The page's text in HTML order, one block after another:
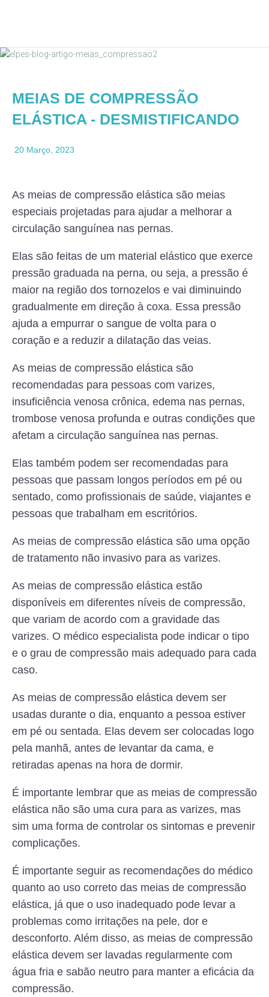
MEIAS DE COMPRESSÃO
ELÁSTICA - DESMISTIFICANDO
20 Março, 2023
As meias de compressão elástica são meias
especiais projetadas para ajudar a melhorar a
circulação sanguínea nas pernas.
Elas são feitas de um material elástico que exerce
pressão graduada na perna, ou seja, a pressão é
maior na região dos tornozelos e vai diminuindo
gradualmente em direção à coxa. Essa pressão
ajuda a empurrar o sangue de volta para o
coração e a reduzir a dilatação das veias.
As meias de compressão elástica são
recomendadas para pessoas com varizes,
insuficiência venosa crônica, edema nas pernas,
trombose venosa profunda e outras condições que
afetam a circulação sanguínea nas pernas.
Elas também podem ser recomendadas para
pessoas que passam longos períodos em pé ou
sentado, como profissionais de saúde, viajantes e
pessoas que trabalham em escritórios.
As meias de compressão elástica são uma opção
de tratamento não invasivo para as varizes.
As meias de compressão elástica estão
disponíveis em diferentes níveis de compressão,
que variam de acordo com a gravidade das
varizes. O médico especialista pode indicar o tipo
e o grau de compressão mais adequado para cada
caso.
As meias de compressão elástica devem ser
usadas durante o dia, enquanto a pessoa estiver
em pé ou sentada. Elas devem ser colocadas logo
pela manhã, antes de levantar da cama, e
retiradas apenas na hora de dormir.
É importante lembrar que as meias de compressão
elástica não são uma cura para as varizes, mas
sim uma forma de controlar os sintomas e prevenir
complicações.
É importante seguir as recomendações do médico
quanto ao uso correto das meias de compressão
elástica, já que o uso inadequado pode levar a
problemas como irritações na pele, dor e
desconforto. Além disso, as meias de compressão
elástica devem ser lavadas regularmente com
água fria e sabão neutro para manter a eficácia da
compressão.